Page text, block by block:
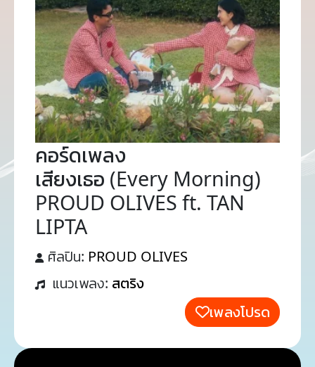
คอร์ดเพลง
เสียงเธอ (Every Morning)
PROUD OLIVES ft. TAN
LIPTA
ศิลปิน: PROUD OLIVES
แนวเพลง: สตริง
เพลงโปรด